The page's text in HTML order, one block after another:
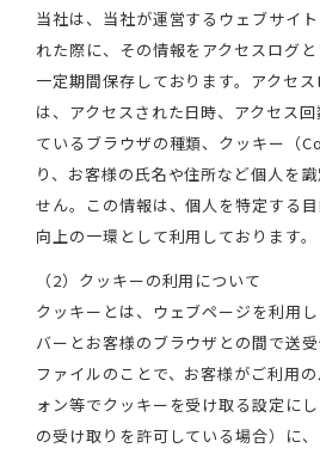
当社は、当社が運営するウェブサイ
れた際に、その情報をアクセスログと
一定期間保存しております。アクセ
は、アクセスされた日時、アクセス
ているブラウザの種類、クッキー（
り、お客様の氏名や住所など個人を
せん。この情報は、個人を特定する
向上の一環として利用しております。
（2）クッキーの利用について
クッキーとは、ウェブページを利用
バーとお客様のブラウザとの間で送
ファイルのことで、お客様がご利用
ォン等でクッキーを受け取る設定に
の受け取りを許可している場合）に